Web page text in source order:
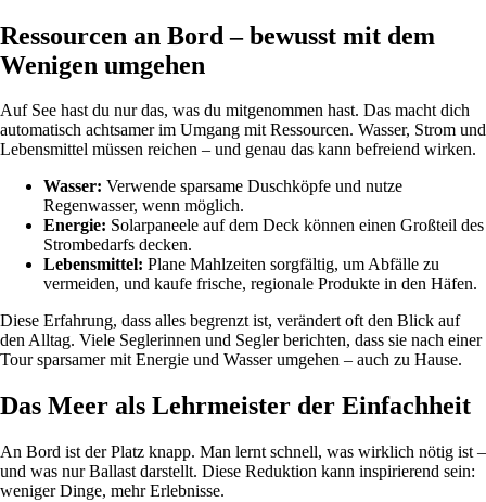
Ressourcen an Bord – bewusst mit dem
Wenigen umgehen
Auf See hast du nur das, was du mitgenommen hast. Das macht dich
automatisch achtsamer im Umgang mit Ressourcen. Wasser, Strom und
Lebensmittel müssen reichen – und genau das kann befreiend wirken.
Wasser: Verwende sparsame Duschköpfe und nutze
Regenwasser, wenn möglich.
Energie: Solarpaneele auf dem Deck können einen Großteil des
Strombedarfs decken.
Lebensmittel: Plane Mahlzeiten sorgfältig, um Abfälle zu
vermeiden, und kaufe frische, regionale Produkte in den Häfen.
Diese Erfahrung, dass alles begrenzt ist, verändert oft den Blick auf
den Alltag. Viele Seglerinnen und Segler berichten, dass sie nach einer
Tour sparsamer mit Energie und Wasser umgehen – auch zu Hause.
Das Meer als Lehrmeister der Einfachheit
An Bord ist der Platz knapp. Man lernt schnell, was wirklich nötig ist –
und was nur Ballast darstellt. Diese Reduktion kann inspirierend sein:
weniger Dinge, mehr Erlebnisse.